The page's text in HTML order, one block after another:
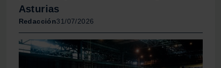
Asturias
Redacción31/07/2026